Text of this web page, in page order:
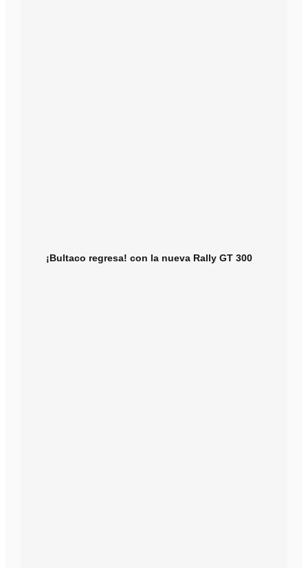
¡Bultaco regresa! con la nueva Rally GT 300